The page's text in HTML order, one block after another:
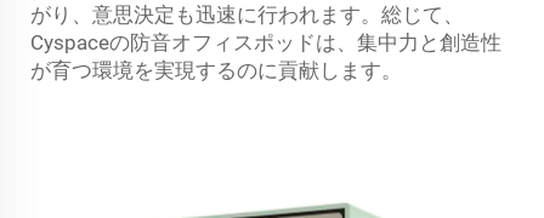
がり、意思決定も迅速に行われます。総じて、
Cyspaceの防音オフィスポッドは、集中力と創造性
が育つ環境を実現するのに貢献します。